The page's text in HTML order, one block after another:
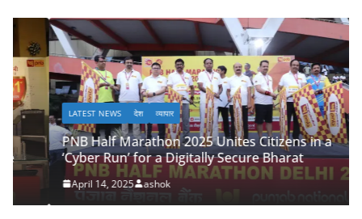
LATEST NEWS देश व्यापार
PNB Half Marathon 2025 Unites Citizens in a
‘Cyber Run’ for a Digitally Secure Bharat
April 14, 2025 ashok